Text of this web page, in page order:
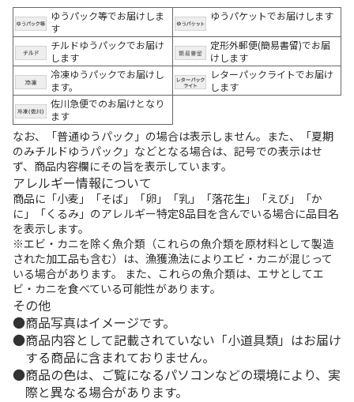
ゆうパック等でお届けしま
す
ゆうパケットでお届けします
チルドゆうパックでお届け
します
定形外郵便(簡易書留)でお届
けします
冷凍ゆうパックでお届けし
ます。
レターパックライトでお届け
します
佐川急便でのお届けとなり
ます
なお、「普通ゆうパック」の場合は表示しません。また、「夏期
のみチルドゆうパック」などとなる場合は、記号での表示はせ
ず、商品内容欄にその旨を表示しています。
アレルギー情報について
商品に「小麦」「そば」「卵」「乳」「落花生」「えび」「か
に」「くるみ」のアレルギー特定8品目を含んでいる場合に品目名
を表示します。
※エビ・カニを除く魚介類（これらの魚介類を原材料として製造
された加工品も含む）は、漁獲漁法によりエビ・カニが混じって
いる場合があります。 また、これらの魚介類は、エサとしてエ
ビ・カニを食べている可能性があります。
その他
商品写真はイメージです。
商品内容として記載されていない「小道具類」はお届け
する商品に含まれておりません。
商品の色は、ご覧になるパソコンなどの環境により、実
際と異なる場合があります。